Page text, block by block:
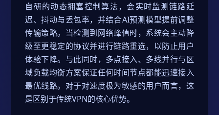
自研的动态拥塞控制算法，会实时监测链路延
迟、抖动与丢包率，并结合AI预测模型提前调整
传输策略。当检测到网络峰值时，系统会主动降
级至更稳定的协议并进行链路重选，以防止用户
体验下降。与此同时，多点接入、多线并行与区
域负载均衡方案保证任何时间节点都能迅速接入
最优线路。对于对速度极为敏感的用户而言，这
是区别于传统VPN的核心优势。